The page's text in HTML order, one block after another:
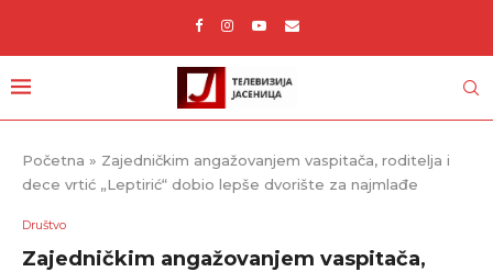
Početna » Zajedničkim angažovanjem vaspitača, roditelja i
dece vrtić „Leptirić“ dobio lepše dvorište za najmlađe
Društvo
Zajedničkim angažovanjem vaspitača,